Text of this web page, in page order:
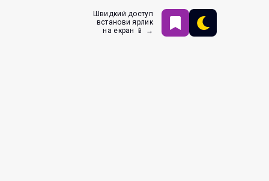
Швидкий доступ
встанови ярлик
на екран 📱 →